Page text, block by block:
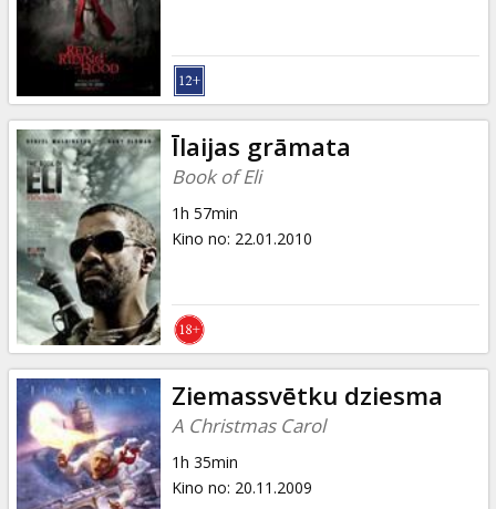
Īlaijas grāmata
Book of Eli
1h 57min
Kino no: 22.01.2010
Ziemassvētku dziesma
A Christmas Carol
1h 35min
Kino no: 20.11.2009